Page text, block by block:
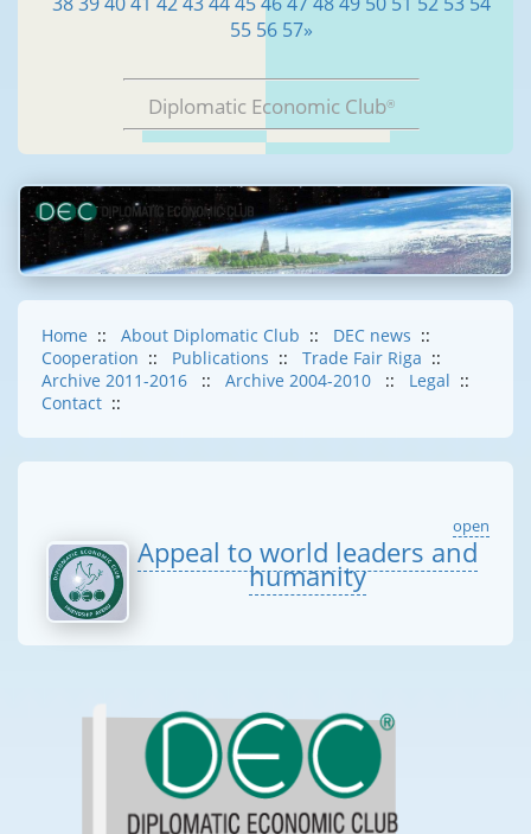
55 56 57»
Diplomatic Economic Club®
Home :: About Diplomatic Club :: DEC news ::
Cooperation :: Publications :: Trade Fair Riga ::
Archive 2011-2016
:: Archive 2004-2010 :: Legal ::
Contact ::
open
Appeal to world leaders and
humanity